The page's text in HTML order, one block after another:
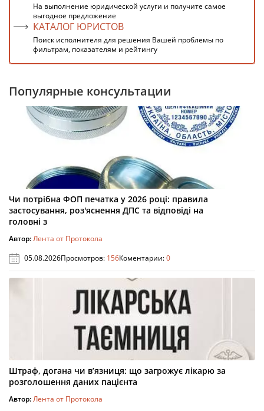
На выполнение юридической услуги и получите самое
выгодное предложение
КАТАЛОГ ЮРИСТОВ
Поиск исполнителя для решения Вашей проблемы по
фильтрам, показателям и рейтингу
Популярные консультации
Чи потрібна ФОП печатка у 2026 році: правила
застосування, роз'яснення ДПС та відповіді на
головні з
Автор:Лента от Протокола
05.08.2026Просмотров: 156Коментарии:0
Штраф, догана чи в’язниця: що загрожує лікарю за
розголошення даних пацієнта
Автор:Лента от Протокола